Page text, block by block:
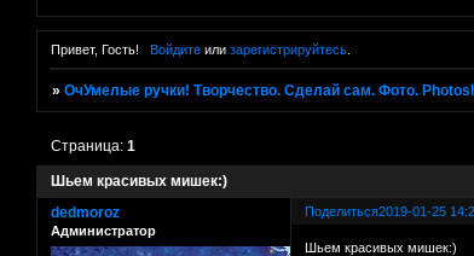
Привет, Гость! Войдитеили зарегистрируйтесь.
»ОчУмелые ручки! Творчество. Сделай сам. Фото.
Шьем красивых мишек:)
Страница:1
Поделиться2019-01-25
dedmoroz
Администратор
Шьем красивых мишек:)